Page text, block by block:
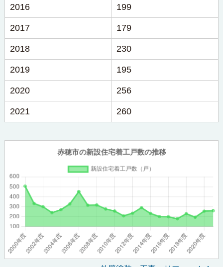
2016 199
2017 179
2018 230
2019 195
2020 256
2021 260